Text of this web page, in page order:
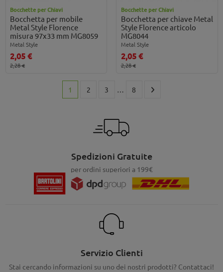
Bocchette per Chiavi
Bocchetta per mobile
Metal Style Florence
misura 97x33 mm MG8059
Metal Style
2,05 €
2,28 €
Bocchette per Chiavi
Bocchetta per chiave Metal
Style Florence articolo
MG8044
Metal Style
2,05 €
2,28 €
1 2 3 … 8
Spedizioni Gratuite
per ordini superiori a 199€
Servizio Clienti
Stai cercando informazioni su uno dei nostri prodotti? Contattaci!